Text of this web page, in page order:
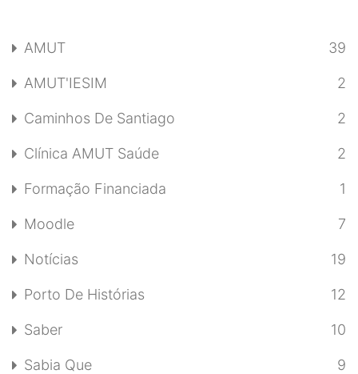
AMUT 39
AMUT'IESIM 2
Caminhos De Santiago 2
Clínica AMUT Saúde 2
Formação Financiada 1
Moodle 7
Notícias 19
Porto De Histórias 12
Saber 10
Sabia Que 9